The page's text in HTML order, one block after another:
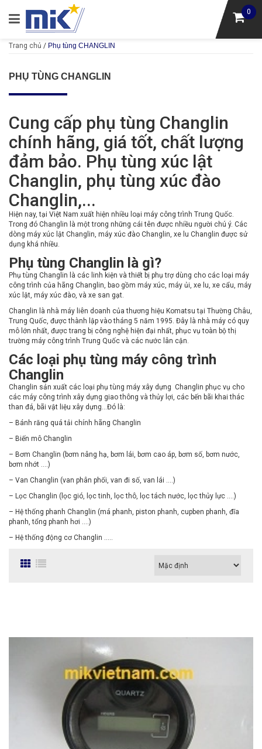
0
Trang chủ / Phụ tùng CHANGLIN
PHỤ TÙNG CHANGLIN
Cung cấp phụ tùng Changlin
chính hãng, giá tốt, chất lượng
đảm bảo. Phụ tùng xúc lật
Changlin, phụ tùng xúc đào
Changlin,...
Hiện nay, tại Việt Nam xuất hiện nhiều loại máy công trình Trung Quốc.
Trong đó Changlin là một trong những cái tên được nhiều người chú ý. Các
dòng máy xúc lật Changlin, máy xúc đào Changlin, xe lu Changlin được sử
dụng khá nhiều.
Phụ tùng Changlin là gì?
Phụ tùng Changlin là các linh kiện và thiết bị phụ trợ dùng cho các loại máy
công trình của hãng Changlin, bao gồm máy xúc, máy ủi, xe lu, xe cẩu, máy
xúc lật, máy xúc đào, và xe san gạt.
Changlin là nhà máy liên doanh của thương hiệu Komatsu tại Thường Châu,
Trung Quốc, được thành lập vào tháng 5 năm 1995. Đây là nhà máy có quy
mô lớn nhất, được trang bị công nghệ hiện đại nhất, phục vụ toàn bộ thị
trường máy công trình Trung Quốc và các nước lân cận.
Các loại phụ tùng máy công trình
Changlin
Changlin sản xuất các loại phụ tùng máy xây dựng Changlin phục vụ cho
các máy công trình xây dựng giao thông và thủy lợi, các bến bãi khai thác
than đá, bãi vật liệu xây dựng…Đó là:
– Bánh răng quá tải chính hãng Changlin
– Biến mô Changlin
– Bơm Changlin (bơm nâng hạ, bơm lái, bơm cao áp, bơm số, bơm nước,
bơm nhớt ….)
– Van Changlin (van phân phối, van đi số, van lái ….)
– Lọc Changlin (lọc gió, lọc tinh, lọc thô, lọc tách nước, lọc thủy lực ….)
– Hệ thống phanh Changlin (má phanh, piston phanh, cupben phanh, đĩa
phanh, tổng phanh hơi ….)
– Hệ thống động cơ Changlin …..